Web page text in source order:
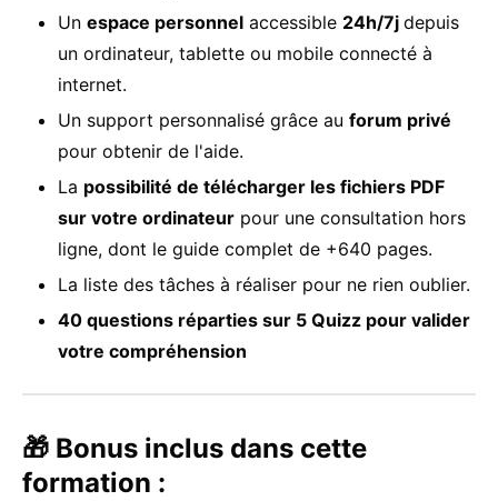
Un espace personnel accessible 24h/7j depuis
un ordinateur, tablette ou mobile connecté à
internet.
Un support personnalisé grâce au forum privé
pour obtenir de l'aide.
La possibilité de télécharger les fichiers PDF
sur votre ordinateur pour une consultation hors
ligne, dont le guide complet de +640 pages.
La liste des tâches à réaliser pour ne rien oublier.
40 questions réparties sur 5 Quizz pour valider
votre compréhension
🎁 Bonus inclus dans cette
formation :